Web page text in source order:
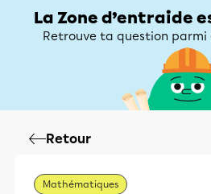
La Zone d’entraide
Retrouve ta question parmi
Retour
Mathématiques